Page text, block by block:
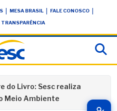
MESA BRASIL FALE CONOSCO
TRANSPARÊNCIA
do Livro: Sesc realiza
Meio Ambiente